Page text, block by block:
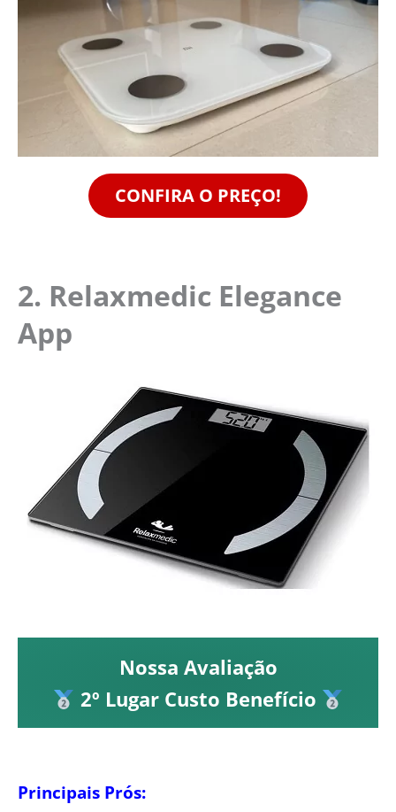
CONFIRA O PREÇO!
2. Relaxmedic Elegance
App
Nossa Avaliação
2º Lugar Custo Benefício
Principais Prós: